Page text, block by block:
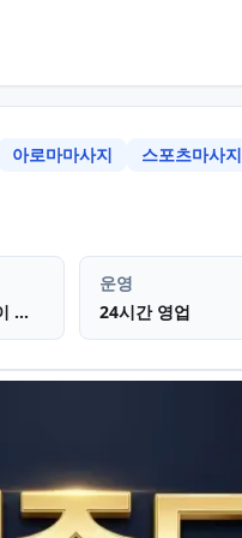
아로마마사지 스포츠마사지
제주특별자치도 제주시 연동 284-3 북구화명동 사이 문의시 안내드림
운영
24시간 영업